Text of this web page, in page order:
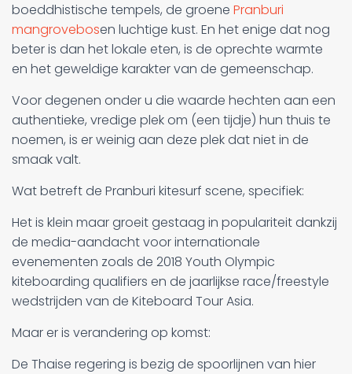
boeddhistische tempels, de groene Pranburi
mangrovebosen luchtige kust. En het enige dat nog
beter is dan het lokale eten, is de oprechte warmte
en het geweldige karakter van de gemeenschap.
Voor degenen onder u die waarde hechten aan een
authentieke, vredige plek om (een tijdje) hun thuis te
noemen, is er weinig aan deze plek dat niet in de
smaak valt.
Wat betreft de Pranburi kitesurf scene, specifiek:
Het is klein maar groeit gestaag in populariteit dankzij
de media-aandacht voor internationale
evenementen zoals de 2018 Youth Olympic
kiteboarding qualifiers en de jaarlijkse race/freestyle
wedstrijden van de Kiteboard Tour Asia.
Maar er is verandering op komst:
De Thaise regering is bezig de spoorlijnen van hier